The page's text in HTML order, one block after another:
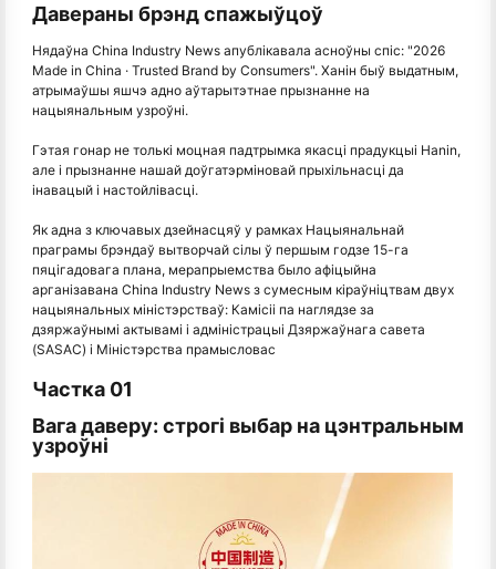
Давераны брэнд спажыўцоў
Нядаўна China Industry News апублікавала асноўны спіс: "2026
Made in China · Trusted Brand by Consumers". Ханін быў выдатным,
атрымаўшы яшчэ адно аўтарытэтнае прызнанне на
нацыянальным узроўні.
Гэтая гонар не толькі моцная падтрымка якасці прадукцыі Hanin,
але і прызнанне нашай доўгатэрміновай прыхільнасці да
інавацый і настойлівасці.
Як адна з ключавых дзейнасцяў у рамках Нацыянальнай
праграмы брэндаў вытворчай сілы ў першым годзе 15-га
пяцігадовага плана, мерапрыемства было афіцыйна
арганізавана China Industry News з сумесным кіраўніцтвам двух
нацыянальных міністэрстваў: Камісіі па наглядзе за
дзяржаўнымі актывамі і адміністрацыі Дзяржаўнага савета
(SASAC) і Міністэрства прамысловас
Частка 01
Вага даверу: строгі выбар на цэнтральным
узроўні